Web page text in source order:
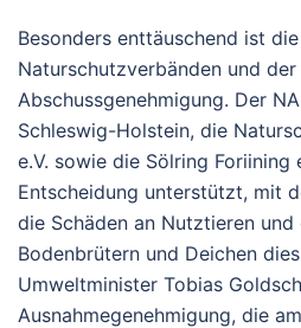
Besonders enttäuschend ist
Naturschutzverbänden und
Abschussgenehmigung. Der
Schleswig-Holstein, die
e.V. sowie die Sölring Foriining
Entscheidung unterstützt, mit
die Schäden an Nutztieren
Bodenbrütern und Deichen
Umweltminister Tobias
Ausnahmegenehmigung, die